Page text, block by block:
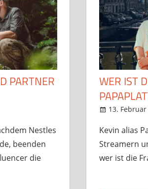
PARTNER
Nestles
beenden
die
WER IST
13.
Kevin alias
Streamern
wer ist die